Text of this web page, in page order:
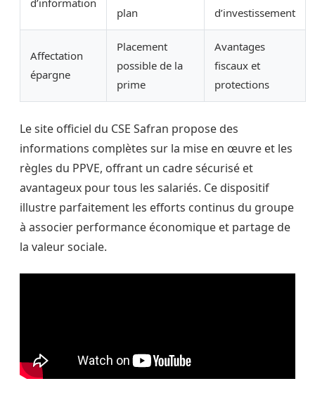
plan
d’investissement
Affectation
épargne
Placement
possible de la
prime
Avantages
fiscaux et
protections
Le site officiel du CSE Safran propose des
informations complètes sur la mise en œuvre et les
règles du PPVE, offrant un cadre sécurisé et
avantageux pour tous les salariés. Ce dispositif
illustre parfaitement les efforts continus du groupe
à associer performance économique et partage de
la valeur sociale.